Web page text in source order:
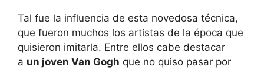
Tal fue la influencia de esta novedosa técnica,
que fueron muchos los artistas de la época que
quisieron imitarla. Entre ellos cabe destacar
a un joven Van Gogh que no quiso pasar por